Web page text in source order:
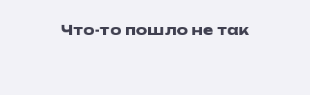
Что-то пошло не так